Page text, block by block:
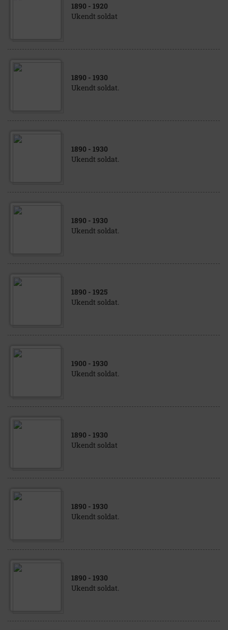
1890 - 1920
Ukendt soldat
1890 - 1930
Ukendt soldat.
1890 - 1930
Ukendt soldat.
1890 - 1930
Ukendt soldat.
1890 - 1925
Ukendt soldat.
1900 - 1930
Ukendt soldat.
1890 - 1930
Ukendt soldat
1890 - 1930
Ukendt soldat.
1890 - 1930
Ukendt soldat.